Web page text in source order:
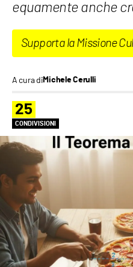
equamente anche
Supporta la Missione
A cura diMichele Cerulli
25
CONDIVISIONI